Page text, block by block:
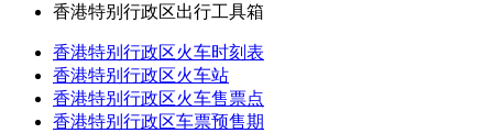
香港特别行政区出行工具箱
香港特别行政区火车时刻表
香港特别行政区火车站
香港特别行政区火车售票点
香港特别行政区车票预售期